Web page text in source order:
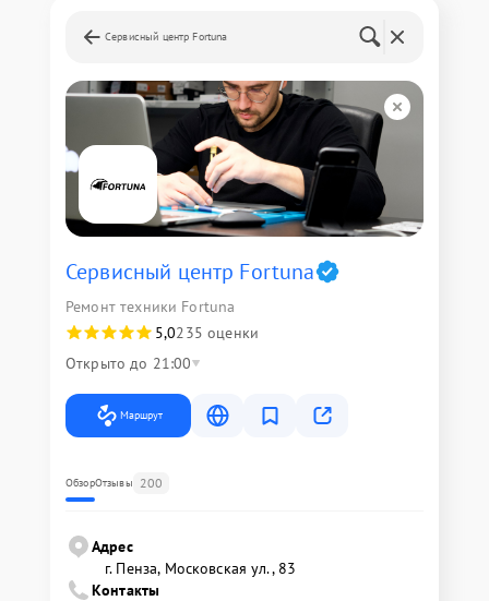
Сервисный центр Fortuna
Сервисный центр Fortuna
Ремонт техники Fortuna
5,0235 оценки
Открыто до 21:00
Маршрут
ОбзорОтзывы 200
Адрес
г. Пенза, Московская ул., 83
Контакты